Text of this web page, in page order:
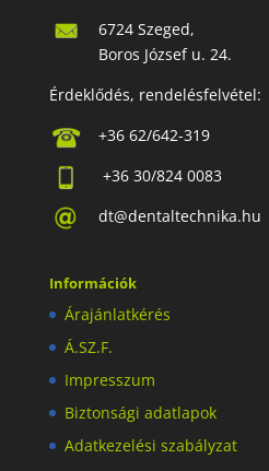
6724 Szeged,
Boros József u. 24.
Érdeklődés, rendelésfelvétel:
+36 62/642-319
+36 30/824 0083
dt@dentaltechnika.hu
Információk
Árajánlatkérés
Á.SZ.F.
Impresszum
Biztonsági adatlapok
Adatkezelési szabályzat